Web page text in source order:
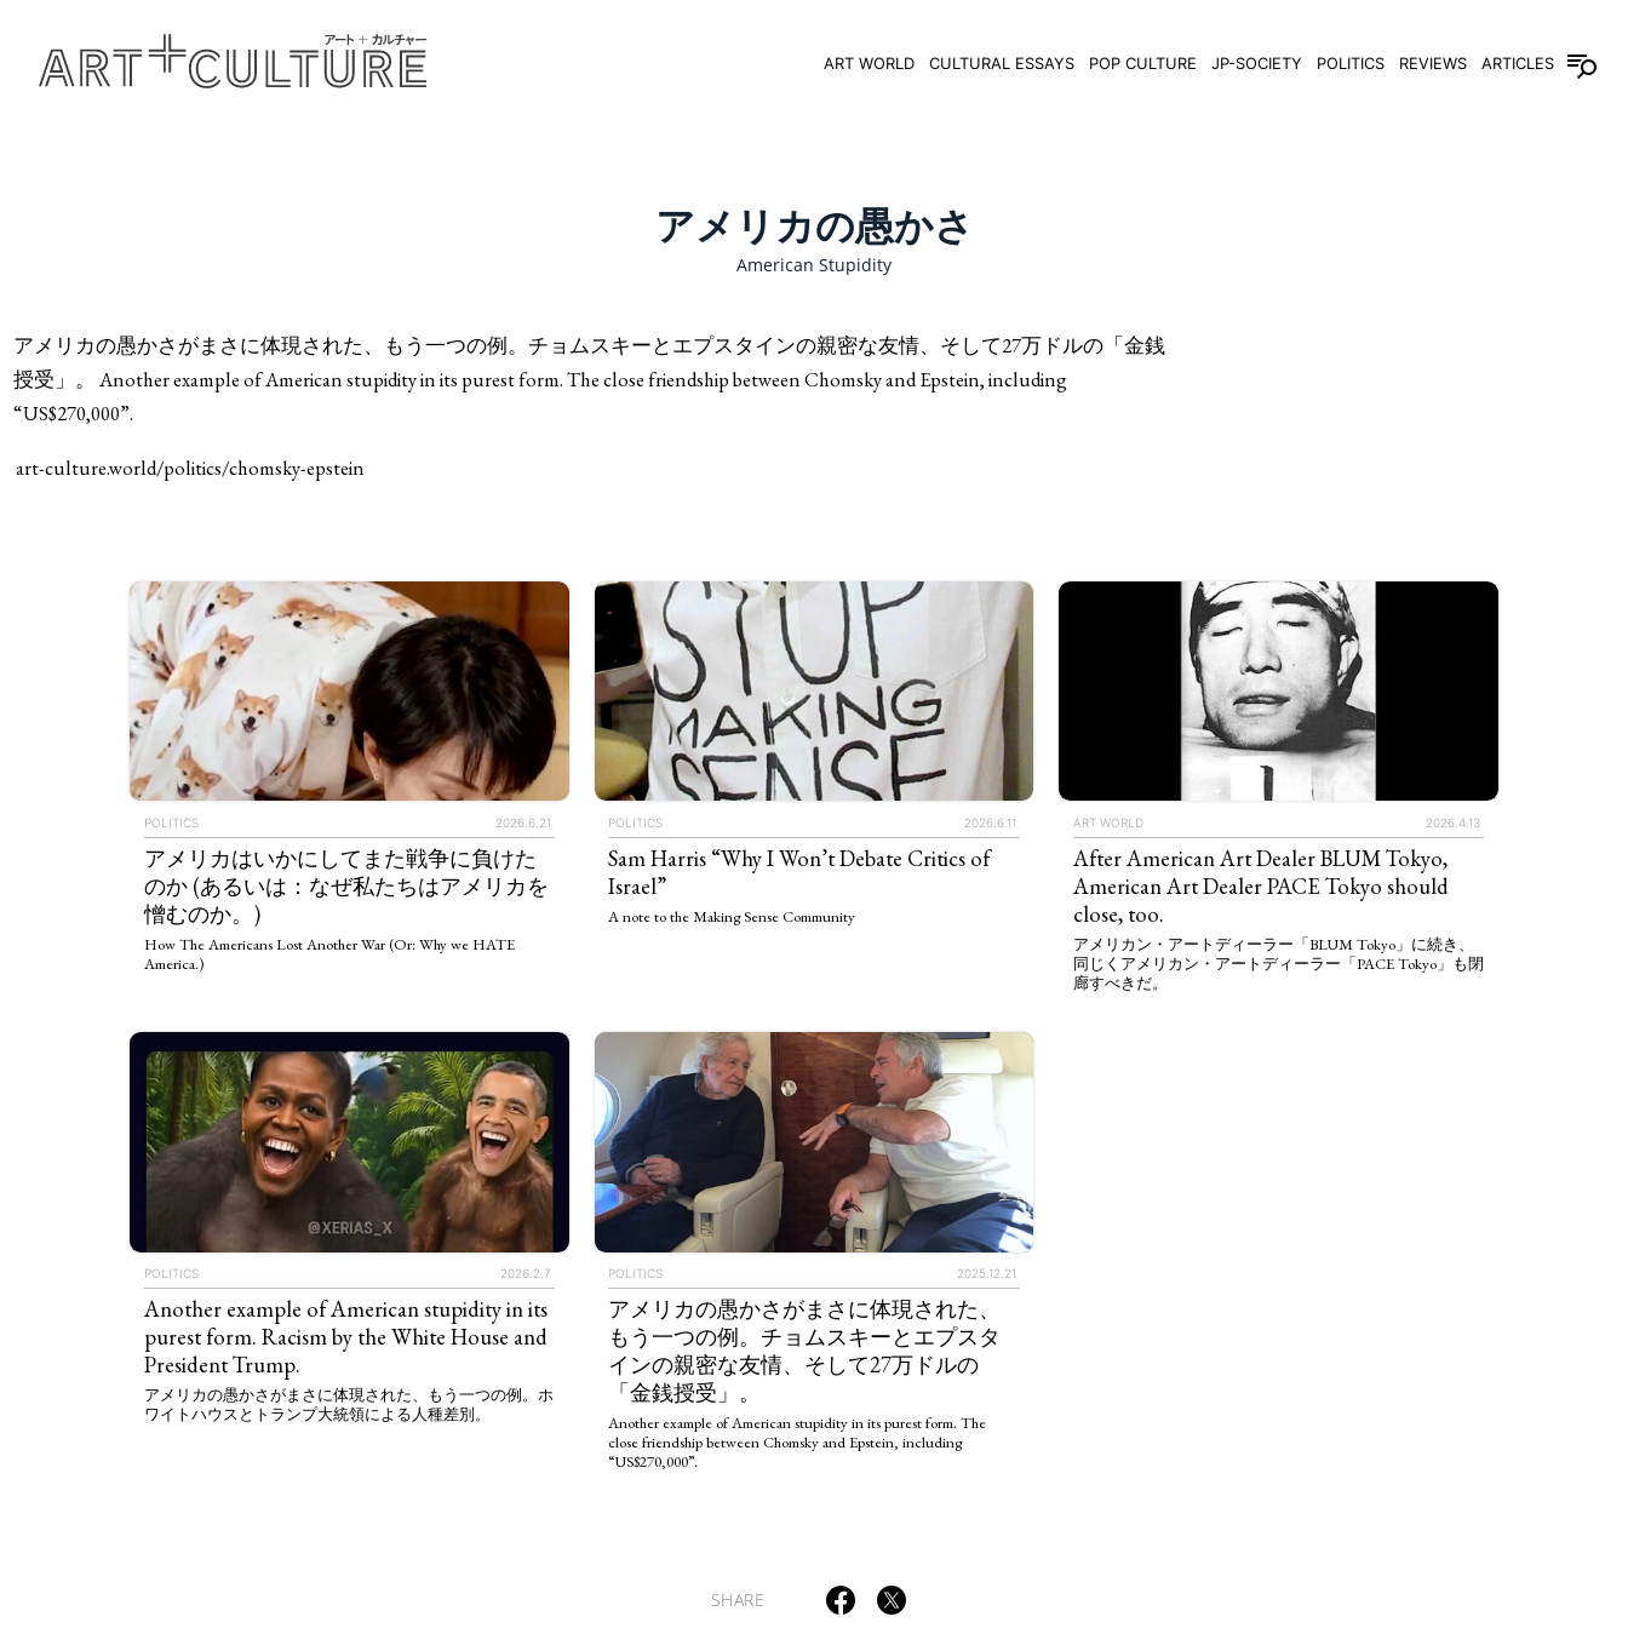
ART WORLD CULTURAL ESSAYS POP CULTURE JP-SOCIETY POLITICS REVIEWS ARTICLES
TAGS PEOPLE RANKING
ART WORLD CULTURAL ESSAYS POP CULTURE JP-SOCIETY POLITICS
アメリカの愚かさ
American Stupidity
アメリカの愚かさがまさに体現された、もう一つの例。チョムスキーとエプスタインの親密な友情、そして27万ドルの「金銭
授受」。 Another example of American stupidity in its purest form. The close friendship between Chomsky and Epstein, including
“US$270,000”.
art-culture.world/politics/chomsky-epstein
POLITICS 2026.6.21
アメリカはいかにしてまた戦争に負けた
のか (あるいは：なぜ私たちはアメリカを
憎むのか。)
How The Americans Lost Another War (Or: Why we HATE
America.)
POLITICS 2026.6.11
Sam Harris “Why I Won’t Debate Critics of
Israel”
A note to the Making Sense Community
ART WORLD 2026.4.13
After American Art Dealer BLUM Tokyo,
American Art Dealer PACE Tokyo should
close, too.
アメリカン・アートディーラー「BLUM Tokyo」に続き、
同じくアメリカン・アートディーラー「PACE Tokyo」も閉
廊すべきだ。
POLITICS 2026.2.7
Another example of American stupidity in its
purest form. Racism by the White House and
President Trump.
アメリカの愚かさがまさに体現された、もう一つの例。ホ
ワイトハウスとトランプ大統領による人種差別。
POLITICS 2025.12.21
アメリカの愚かさがまさに体現された、
もう一つの例。チョムスキーとエプスタ
インの親密な友情、そして27万ドルの
「金銭授受」。
Another example of American stupidity in its purest form. The
close friendship between Chomsky and Epstein, including
“US$270,000”.
SHARE